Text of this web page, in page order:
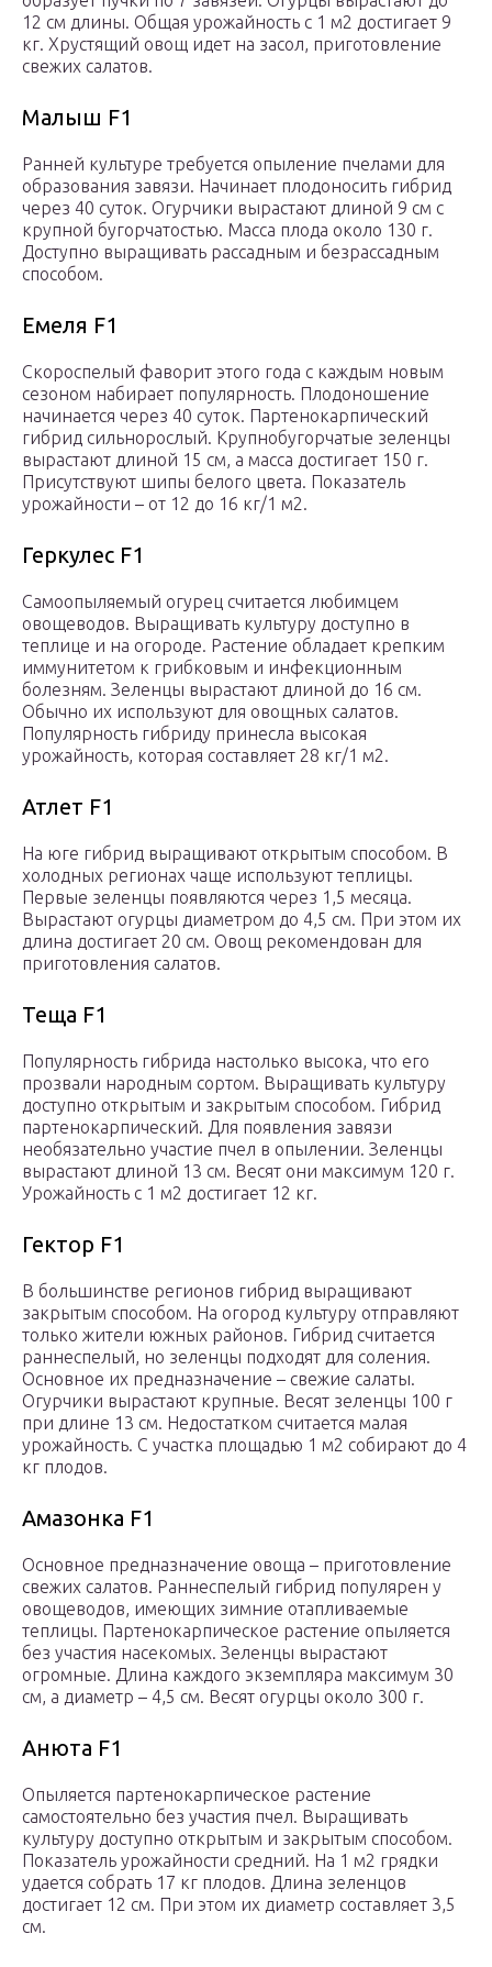
12 см длины. Общая урожайность с 1 м2 достигает 9
кг. Хрустящий овощ идет на засол, приготовление
свежих салатов.
Малыш F1
Ранней культуре требуется опыление пчелами для
образования завязи. Начинает плодоносить гибрид
через 40 суток. Огурчики вырастают длиной 9 см с
крупной бугорчатостью. Масса плода около 130 г.
Доступно выращивать рассадным и безрассадным
способом.
Емеля F1
Скороспелый фаворит этого года с каждым новым
сезоном набирает популярность. Плодоношение
начинается через 40 суток. Партенокарпический
гибрид сильнорослый. Крупнобугорчатые зеленцы
вырастают длиной 15 см, а масса достигает 150 г.
Присутствуют шипы белого цвета. Показатель
урожайности – от 12 до 16 кг/1 м2.
Геркулес F1
Самоопыляемый огурец считается любимцем
овощеводов. Выращивать культуру доступно в
теплице и на огороде. Растение обладает крепким
иммунитетом к грибковым и инфекционным
болезням. Зеленцы вырастают длиной до 16 см.
Обычно их используют для овощных салатов.
Популярность гибриду принесла высокая
урожайность, которая составляет 28 кг/1 м2.
Атлет F1
На юге гибрид выращивают открытым способом. В
холодных регионах чаще используют теплицы.
Первые зеленцы появляются через 1,5 месяца.
Вырастают огурцы диаметром до 4,5 см. При этом их
длина достигает 20 см. Овощ рекомендован для
приготовления салатов.
Теща F1
Популярность гибрида настолько высока, что его
прозвали народным сортом. Выращивать культуру
доступно открытым и закрытым способом. Гибрид
партенокарпический. Для появления завязи
необязательно участие пчел в опылении. Зеленцы
вырастают длиной 13 см. Весят они максимум 120 г.
Урожайность с 1 м2 достигает 12 кг.
Гектор F1
В большинстве регионов гибрид выращивают
закрытым способом. На огород культуру отправляют
только жители южных районов. Гибрид считается
раннеспелый, но зеленцы подходят для соления.
Основное их предназначение – свежие салаты.
Огурчики вырастают крупные. Весят зеленцы 100 г
при длине 13 см. Недостатком считается малая
урожайность. С участка площадью 1 м2 собирают до 4
кг плодов.
Амазонка F1
Основное предназначение овоща – приготовление
свежих салатов. Раннеспелый гибрид популярен у
овощеводов, имеющих зимние отапливаемые
теплицы. Партенокарпическое растение опыляется
без участия насекомых. Зеленцы вырастают
огромные. Длина каждого экземпляра максимум 30
см, а диаметр – 4,5 см. Весят огурцы около 300 г.
Анюта F1
Опыляется партенокарпическое растение
самостоятельно без участия пчел. Выращивать
культуру доступно открытым и закрытым способом.
Показатель урожайности средний. На 1 м2 грядки
удается собрать 17 кг плодов. Длина зеленцов
достигает 12 см. При этом их диаметр составляет 3,5
см.